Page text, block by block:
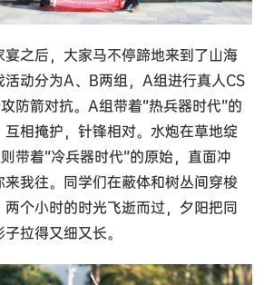
之后，大家马不停蹄地来到了山海
活动分为A、B两组，A组进行真人CS
防箭对抗。A组带着“热兵器时代”的
相掩护，针锋相对。水炮在草地绽
带着“冷兵器时代”的原始，直面冲
来我往。同学们在蔽体和树丛间穿梭
个小时的时光飞逝而过，夕阳把同
拉得又细又长。